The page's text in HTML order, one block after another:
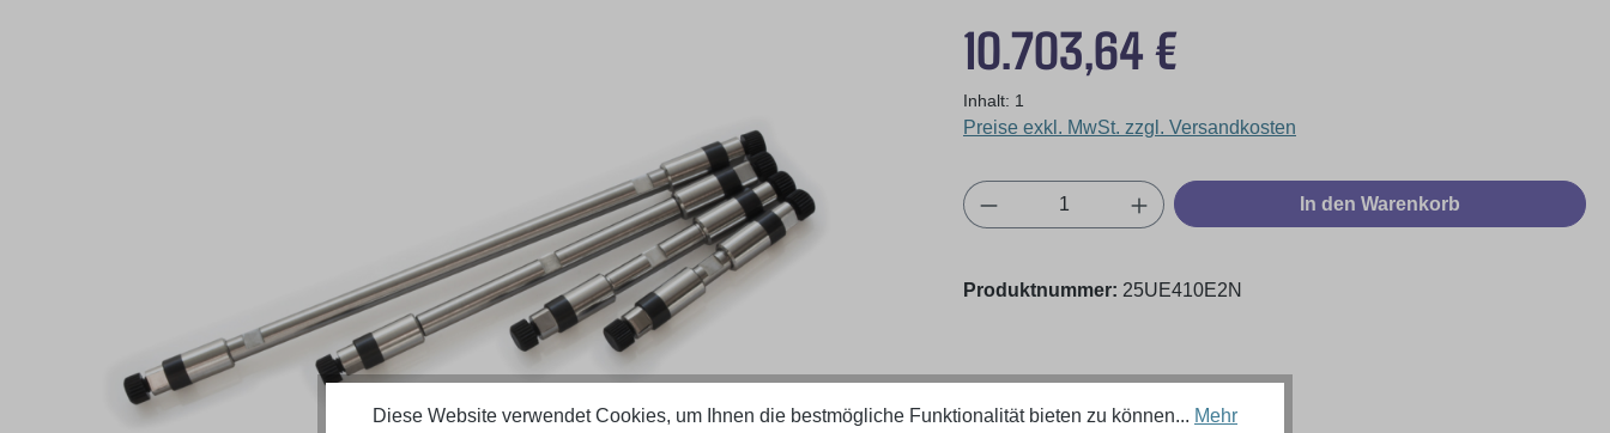
10.703,64 €
Inhalt: 1
Preise exkl. MwSt. zzgl. Versandkosten
Produkt Anzahl: Gib den gewünschten Wert ein
In den Warenkorb
Produktnummer: 25UE410E2N
Diese Website verwendet Cookies, um Ihnen die bestmögliche Funktionalität bieten zu können... Mehr